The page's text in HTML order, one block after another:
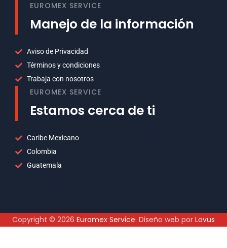
EUROMEX SERVICE
Manejo de la información
Aviso de Privacidad
Términos y condiciones
Trabaja con nosotros
EUROMEX SERVICE
Estamos cerca de ti
Caribe Mexicano
Colombia
Guatemala
Copyright © 2026 Euromex Service. Diseño web por Lovus